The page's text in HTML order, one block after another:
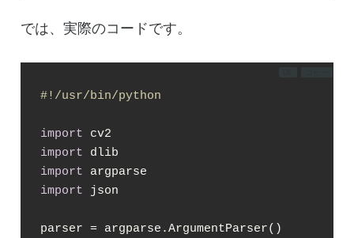
では、実際のコードです。
#!/usr/bin/python
import
import
import
import json
parser = argparse.ArgumentParser()